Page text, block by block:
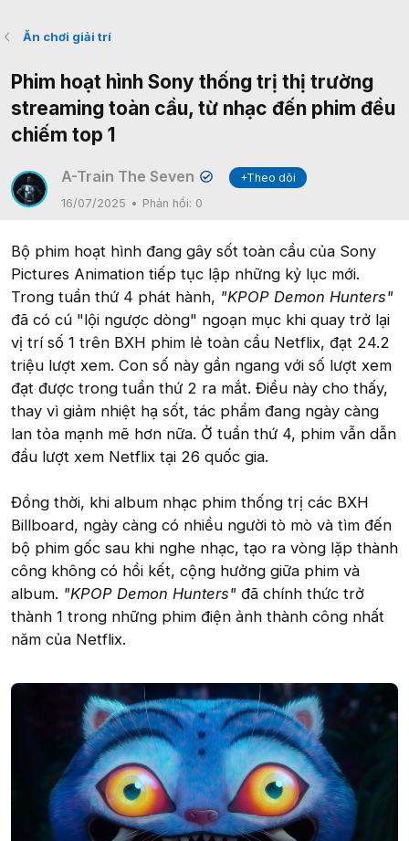
Ăn chơi giải trí
Phim hoạt hình Sony thống trị thị trường
streaming toàn cầu, từ nhạc đến phim đều
chiếm top 1
A-Train The Seven ✔
+Theo dõi
16/07/2025
Phản hồi: 0
Bộ phim hoạt hình đang gây sốt toàn cầu của Sony
Pictures Animation tiếp tục lập những kỷ lục mới.
Trong tuần thứ 4 phát hành, "KPOP Demon Hunters"
đã có cú "lội ngược dòng" ngoạn mục khi quay trở lại
vị trí số 1 trên BXH phim lẻ toàn cầu Netflix, đạt 24.2
triệu lượt xem. Con số này gần ngang với số lượt xem
đạt được trong tuần thứ 2 ra mắt. Điều này cho thấy,
thay vì giảm nhiệt hạ sốt, tác phẩm đang ngày càng
lan tỏa mạnh mẽ hơn nữa. Ở tuần thứ 4, phim vẫn dẫn
đầu lượt xem Netflix tại 26 quốc gia.
Đồng thời, khi album nhạc phim thống trị các BXH
Billboard, ngày càng có nhiều người tò mò và tìm đến
bộ phim gốc sau khi nghe nhạc, tạo ra vòng lặp thành
công không có hồi kết, cộng hưởng giữa phim và
album. "KPOP Demon Hunters" đã chính thức trở
thành 1 trong những phim điện ảnh thành công nhất
năm của Netflix.